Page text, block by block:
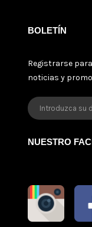
BOLETÍN
Registrarse
noticias y
NUESTRO